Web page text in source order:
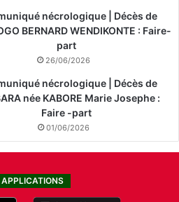
nécrologique | Décès de
BERNARD WENDIKONTE : Faire-
part
26/06/2026
nécrologique | Décès de
née KABORE Marie Josephe :
Faire -part
01/06/2026